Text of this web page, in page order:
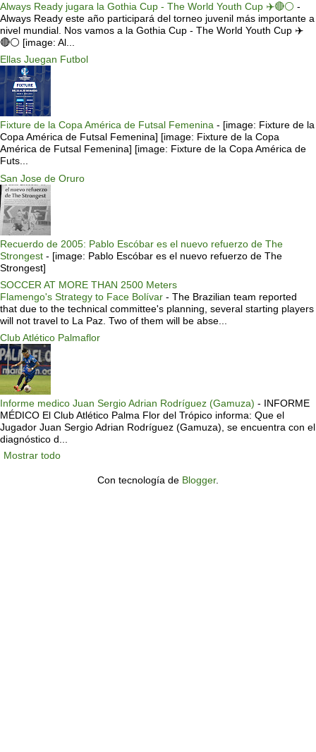
Always Ready jugara la Gothia Cup - The World Youth Cup ✈️🔴⚪️ -
Always Ready este año participará del torneo juvenil más importante a
nivel mundial. Nos vamos a la Gothia Cup - The World Youth Cup ✈️
🔴⚪️ [image: Al...
Ellas Juegan Futbol
Fixture de la Copa América de Futsal Femenina - [image: Fixture de la
Copa América de Futsal Femenina] [image: Fixture de la Copa
América de Futsal Femenina] [image: Fixture de la Copa América de
Futs...
San Jose de Oruro
Recuerdo de 2005: Pablo Escóbar es el nuevo refuerzo de The
Strongest - [image: Pablo Escóbar es el nuevo refuerzo de The
Strongest]
SOCCER AT MORE THAN 2500 Meters
Flamengo's Strategy to Face Bolívar - The Brazilian team reported
that due to the technical committee's planning, several starting players
will not travel to La Paz. Two of them will be abse...
Club Atlético Palmaflor
Informe medico Juan Sergio Adrian Rodríguez (Gamuza) - INFORME
MÉDICO El Club Atlético Palma Flor del Trópico informa: Que el
Jugador Juan Sergio Adrian Rodríguez (Gamuza), se encuentra con el
diagnóstico d...
Mostrar todo
Con tecnología de Blogger.